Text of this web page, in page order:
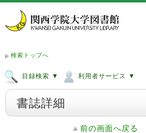
検索トップへ
目録検索 ▼ 利用者サービス ▼
書誌詳細
前の画面へ戻る